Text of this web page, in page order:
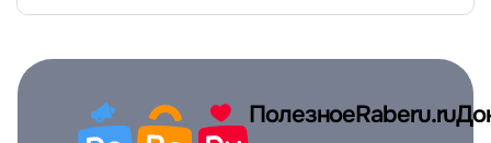
ПолезноеRaberu.ru